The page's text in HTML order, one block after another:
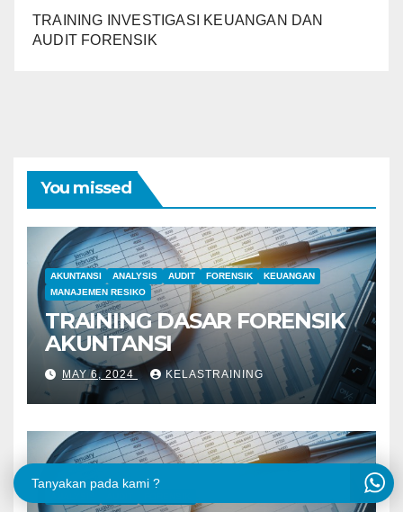
TRAINING INVESTIGASI KEUANGAN DAN
AUDIT FORENSIK
You missed
AKUNTANSI ANALYSIS AUDIT FORENSIK
KEUANGAN
MANAJEMEN RESIKO
TRAINING DASAR FORENSIK
AKUNTANSI
MAY 6, 2024 KELASTRAINING
Tanyakan pada kami ?